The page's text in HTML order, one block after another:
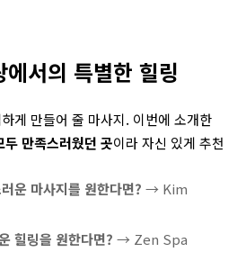
서의 특별한 힐링
게 만들어 줄 마사지. 이번에 소개한
만족스러웠던 곳이라 자신 있게 추천
운 마사지를 원한다면? → Kim
힐링을 원한다면? → Zen Spa